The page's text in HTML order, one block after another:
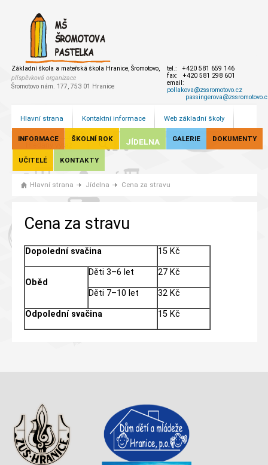
Základní škola a mateřská škola Hranice, Šromotovo,
příspěvková organizace
Šromotovo nám. 177, 753 01 Hranice
tel.: +420 581 659 146
fax: +420 581 298 601
email:
pollakova@zssromotovo.cz
Hlavní strana Kontaktní informace Web základní školy
INFORMACE ŠKOLNÍ ROK JÍDELNA GALERIE DOKUMENTY
UČITELÉ KONTAKTY
Hlavní strana Jídelna Cena za stravu
Cena za stravu
Dopolední svačina 15 Kč
Oběd
Děti 3–6 let 27 Kč
Děti 7–10 let 32 Kč
Odpolední svačina 15 Kč